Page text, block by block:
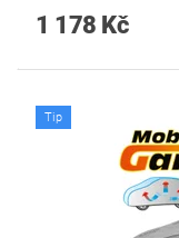
1 178 Kč
Tip